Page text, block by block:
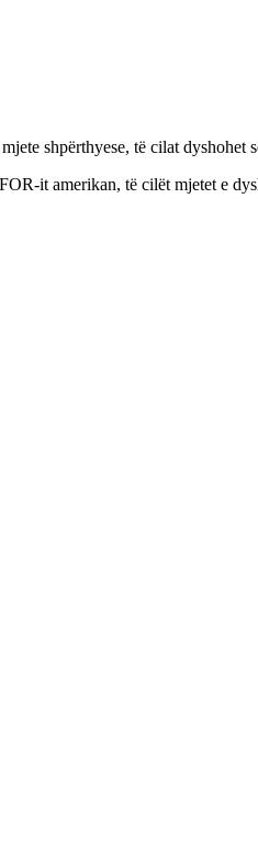
shpërthyese, të cilat dyshohet
it amerikan, të cilët mjetet e